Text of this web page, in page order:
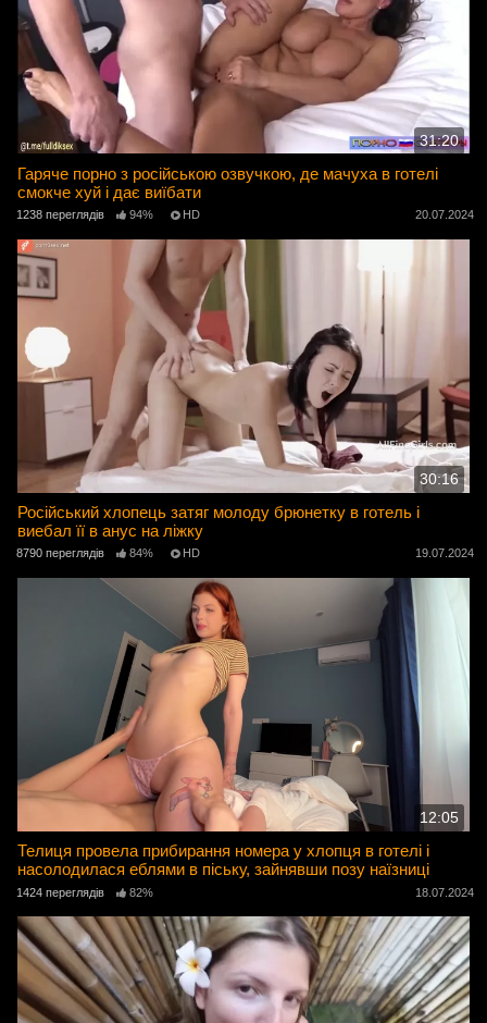
31:20
Гаряче порно з російською озвучкою, де мачуха в готелі
смокче хуй і дає виїбати
1238 переглядів 94% HD 20.07.2024
30:16
Російський хлопець затяг молоду брюнетку в готель і
виебал її в анус на ліжку
8790 переглядів 84% HD 19.07.2024
12:05
Телиця провела прибирання номера у хлопця в готелі і
насолодилася еблями в піську, зайнявши позу наїзниці
1424 переглядів 82% 18.07.2024